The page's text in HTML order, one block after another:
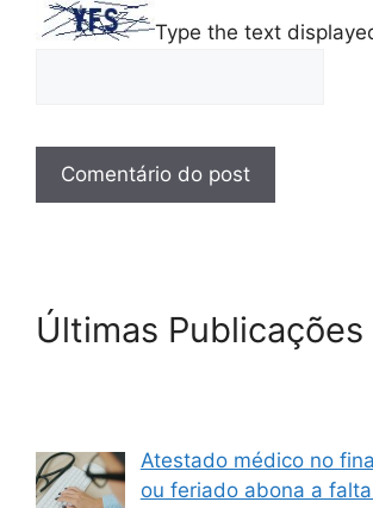
Type the text
Últimas Publicações
Atestado médico no
ou feriado abona a